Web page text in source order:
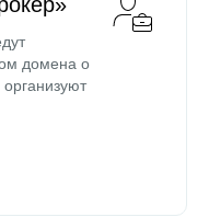
домена о